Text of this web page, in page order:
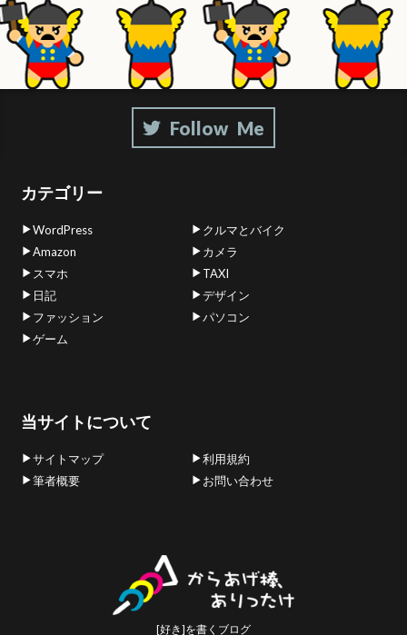
カテゴリー
WordPress
クルマとバイク
Amazon
カメラ
スマホ
TAXI
日記
デザイン
ファッション
パソコン
ゲーム
当サイトについて
サイトマップ
利用規約
筆者概要
お問い合わせ
[好き]を書くブログ